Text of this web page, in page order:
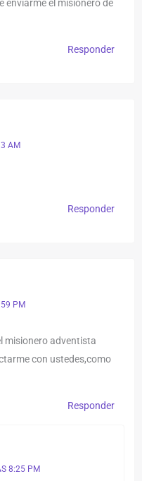
enviarme el misionero de
Responder
AM
Responder
PM
misionero adventista
con ustedes,como
Responder
8:25 PM